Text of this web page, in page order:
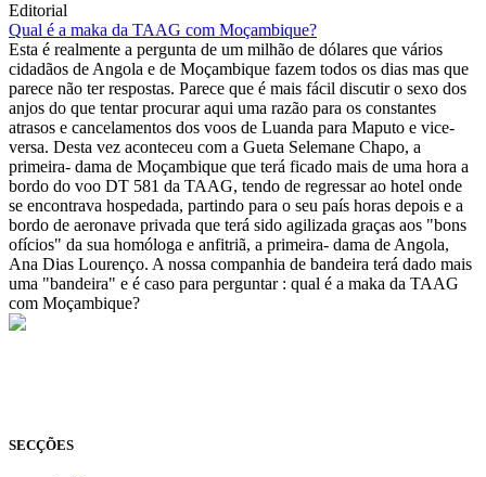
Editorial
Qual é a maka da TAAG com Moçambique?
Esta é realmente a pergunta de um milhão de dólares que vários
cidadãos de Angola e de Moçambique fazem todos os dias mas que
parece não ter respostas. Parece que é mais fácil discutir o sexo dos
anjos do que tentar procurar aqui uma razão para os constantes
atrasos e cancelamentos dos voos de Luanda para Maputo e vice-
versa. Desta vez aconteceu com a Gueta Selemane Chapo, a
primeira- dama de Moçambique que terá ficado mais de uma hora a
bordo do voo DT 581 da TAAG, tendo de regressar ao hotel onde
se encontrava hospedada, partindo para o seu país horas depois e a
bordo de aeronave privada que terá sido agilizada graças aos "bons
ofícios" da sua homóloga e anfitriã, a primeira- dama de Angola,
Ana Dias Lourenço. A nossa companhia de bandeira terá dado mais
uma "bandeira" e é caso para perguntar : qual é a maka da TAAG
com Moçambique?
SECÇÕES